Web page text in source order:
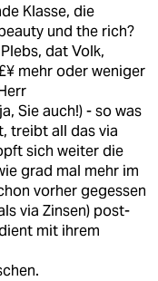
Klasse, die
und the rich?
dat Volk,
mehr oder weniger
Sie auch!) - so was
treibt all das via
sich weiter die
grad mal mehr im
vorher gegessen
via Zinsen) post-
mit ihrem